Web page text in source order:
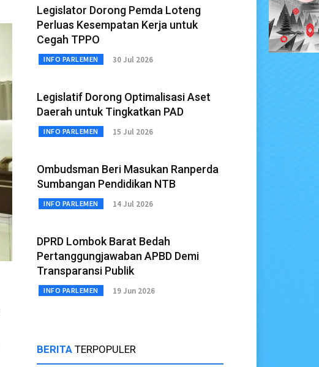
Legislator Dorong Pemda Loteng
Perluas Kesempatan Kerja untuk
Cegah TPPO
INFO PARLEMEN 30 Jul 2026
Legislatif Dorong Optimalisasi Aset
Daerah untuk Tingkatkan PAD
INFO PARLEMEN 15 Jul 2026
Ombudsman Beri Masukan Ranperda
Sumbangan Pendidikan NTB
INFO PARLEMEN 14 Jul 2026
DPRD Lombok Barat Bedah
Pertanggungjawaban APBD Demi
Transparansi Publik
INFO PARLEMEN 19 Jun 2026
BERITA TERPOPULER